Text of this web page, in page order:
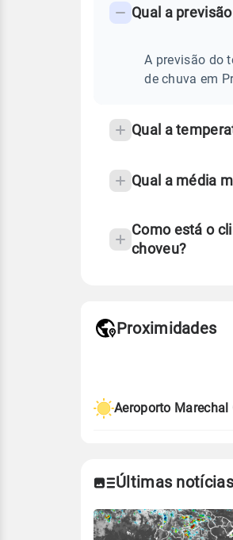
PREVISÃO
frequentes
temperatura
Qual a
A previsão do
de chuva em
Qual a
Qual a média
Como está o
choveu?
de Tempo e
Proximidades
Aeroporto
Últimas notícias